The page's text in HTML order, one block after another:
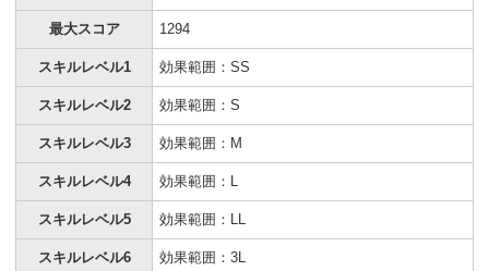
最大スコア 1294
スキルレベル1 効果範囲：SS
スキルレベル2 効果範囲：S
スキルレベル3 効果範囲：M
スキルレベル4 効果範囲：L
スキルレベル5 効果範囲：LL
スキルレベル6 効果範囲：3L